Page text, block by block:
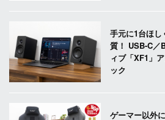
手元に1台ほ
質！ USB-C
ィブ「XF1」
ック
ゲーマー以外